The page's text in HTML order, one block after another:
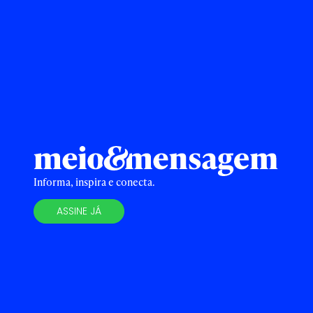
Informa, inspira e conecta.
ASSINE JÁ